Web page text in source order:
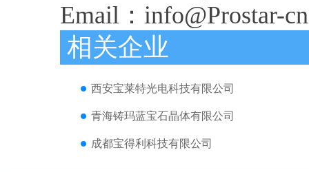
Email：info@Prostar-
相关企业
西安宝莱特光电科技有限公司
青海铸玛蓝宝石晶体有限公司
成都宝得利科技有限公司